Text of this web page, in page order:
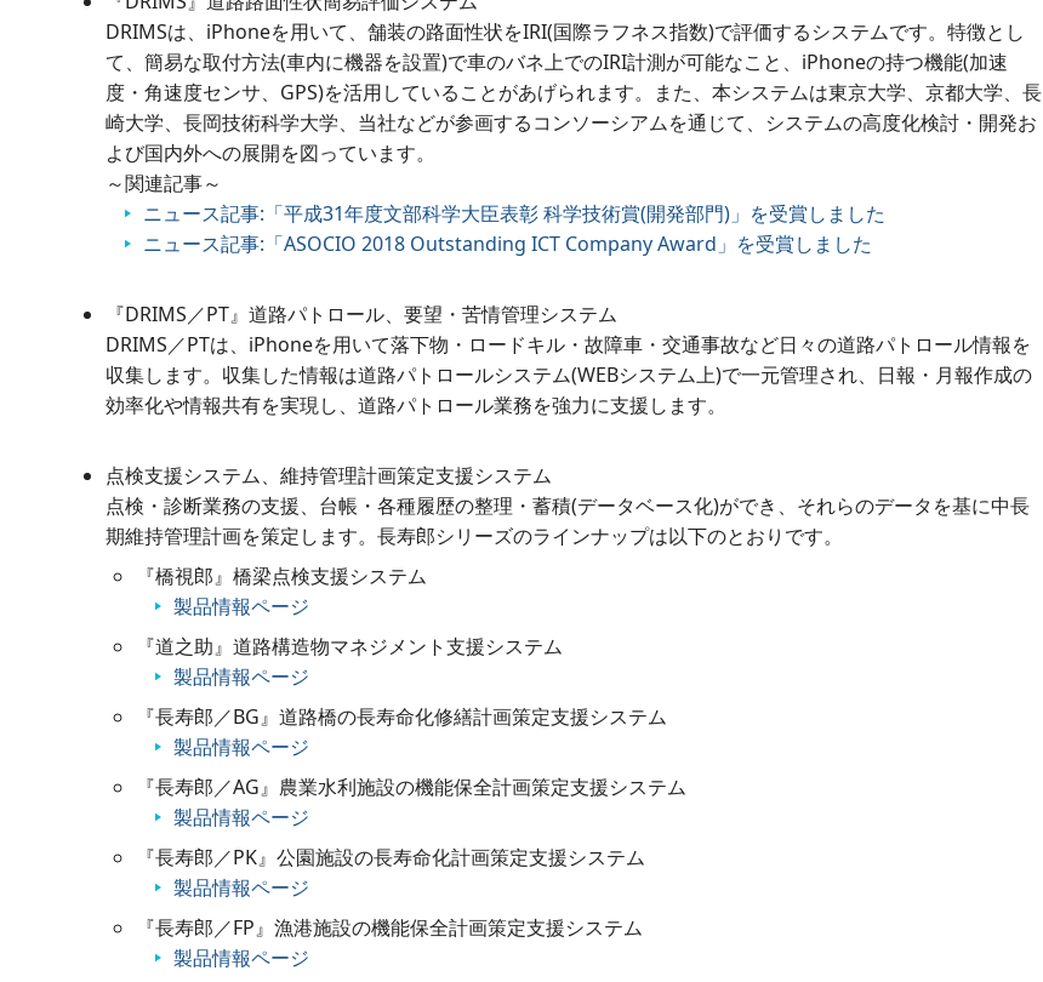
DRIMSは、iPhoneを用いて、舗装の路面性状をIRI(国際ラフネス指数)で評価するシステムです。特徴とし
て、簡易な取付方法(車内に機器を設置)で車のバネ上でのIRI計測が可能なこと、iPhoneの持つ機能(加速
度・角速度センサ、GPS)を活用していることがあげられます。また、本システムは東京大学、京都大学、長
崎大学、長岡技術科学大学、当社などが参画するコンソーシアムを通じて、システムの高度化検討・開発お
よび国内外への展開を図っています。
～関連記事～
ニュース記事:「平成31年度文部科学大臣表彰 科学技術賞(開発部門)」を受賞しました
ニュース記事:「ASOCIO 2018 Outstanding ICT Company Award」を受賞しました
『DRIMS／PT』道路パトロール、要望・苦情管理システム
DRIMS／PTは、iPhoneを用いて落下物・ロードキル・故障車・交通事故など日々の道路パトロール情報を
収集します。収集した情報は道路パトロールシステム(WEBシステム上)で一元管理され、日報・月報作成の
効率化や情報共有を実現し、道路パトロール業務を強力に支援します。
点検支援システム、維持管理計画策定支援システム
点検・診断業務の支援、台帳・各種履歴の整理・蓄積(データベース化)ができ、それらのデータを基に中長
期維持管理計画を策定します。長寿郎シリーズのラインナップは以下のとおりです。
『橋視郎』橋梁点検支援システム
製品情報ページ
『道之助』道路構造物マネジメント支援システム
製品情報ページ
『長寿郎／BG』道路橋の長寿命化修繕計画策定支援システム
製品情報ページ
『長寿郎／AG』農業水利施設の機能保全計画策定支援システム
製品情報ページ
『長寿郎／PK』公園施設の長寿命化計画策定支援システム
製品情報ページ
『長寿郎／FP』漁港施設の機能保全計画策定支援システム
製品情報ページ